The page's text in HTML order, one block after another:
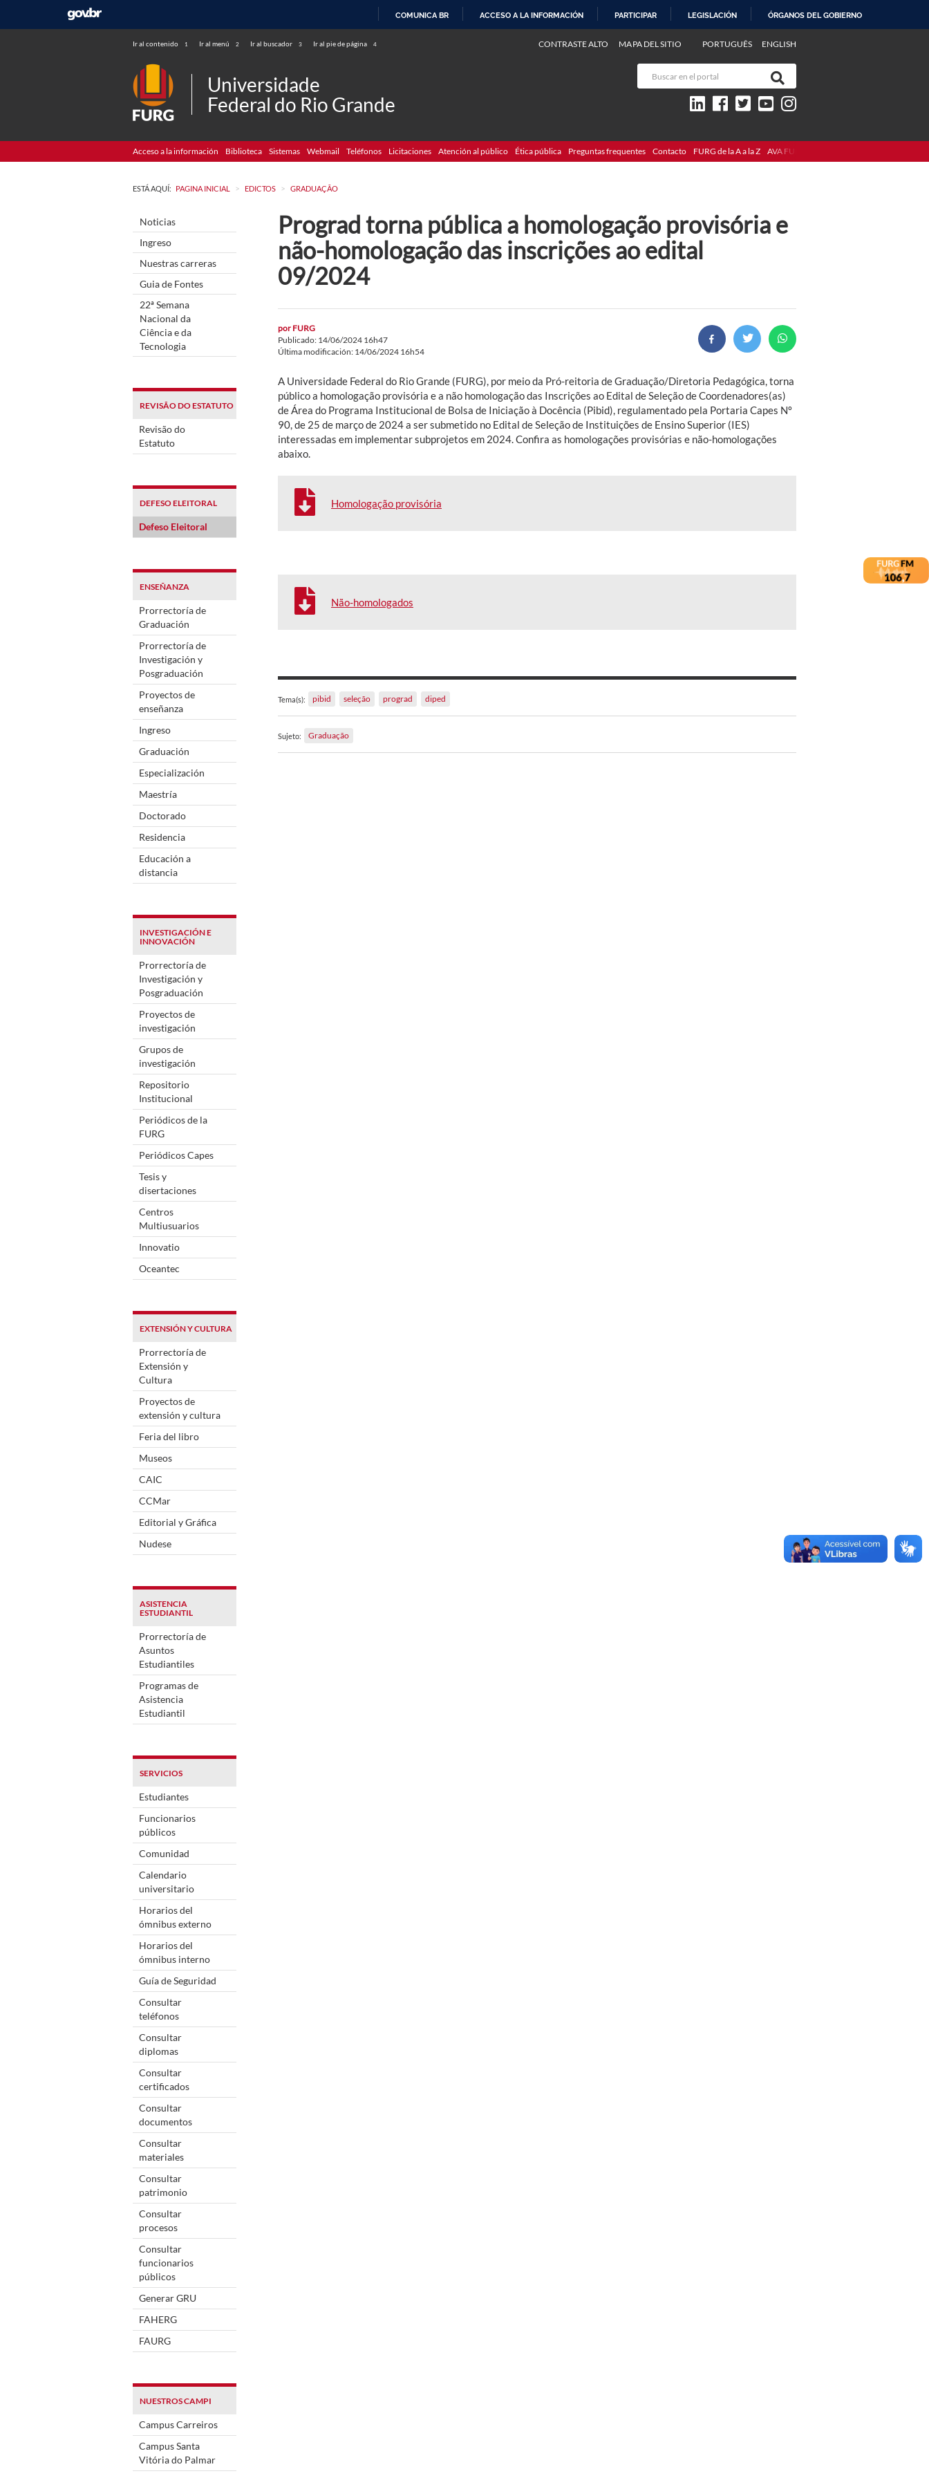
COMUNICA BR ACCESO A LA INFORMACIÓN PARTICIPAR LEGISLACIÓN ÓRGANOS DEL GOBIERNO
Ir al contenido 1 Ir al menú 2 Ir al buscador 3 Ir al pie de página 4 PORTUGUÊS ENGLISH
CONTRASTE ALTO MAPA DEL SITIO
Universidade
Federal do Rio Grande
Acceso a la información Biblioteca Sistemas Webmail Teléfonos Licitaciones Atención al público Ética pública Preguntas frequentes Contacto FURG de la A a la Z AVA FURG
ESTÁ AQUÍ: PAGINA INICIAL > EDICTOS > GRADUAÇÃO
Noticias
Ingreso
Nuestras carreras
Guia de Fontes
22ª Semana
Nacional da
Ciência e da
Tecnologia
REVISÃO DO ESTATUTO
Revisão do
Estatuto
DEFESO ELEITORAL
Defeso Eleitoral
ENSEÑANZA
Prorrectoría de
Graduación
Prorrectoría de
Investigación y
Posgraduación
Proyectos de
enseñanza
Ingreso
Graduación
Especialización
Maestría
Doctorado
Residencia
Educación a
distancia
INVESTIGACIÓN E
INNOVACIÓN
Prorrectoría de
Investigación y
Posgraduación
Proyectos de
investigación
Grupos de
investigación
Repositorio
Institucional
Periódicos de la
FURG
Periódicos Capes
Tesis y
disertaciones
Centros
Multiusuarios
Innovatio
Oceantec
EXTENSIÓN Y CULTURA
Prorrectoría de
Extensión y
Cultura
Proyectos de
extensión y cultura
Feria del libro
Museos
CAIC
CCMar
Editorial y Gráfica
Nudese
ASISTENCIA
ESTUDIANTIL
Prorrectoría de
Asuntos
Estudiantiles
Programas de
Asistencia
Estudiantil
SERVICIOS
Estudiantes
Funcionarios
públicos
Comunidad
Calendario
universitario
Horarios del
ómnibus externo
Horarios del
ómnibus interno
Guía de Seguridad
Consultar
teléfonos
Consultar
diplomas
Consultar
certificados
Consultar
documentos
Consultar
materiales
Consultar
patrimonio
Consultar
procesos
Consultar
funcionarios
públicos
Generar GRU
FAHERG
FAURG
NUESTROS CAMPI
Campus Carreiros
Campus Santa
Vitória do Palmar
Prograd torna pública a homologação provisória e
não-homologação das inscrições ao edital
09/2024
por FURG
Publicado: 14/06/2024 16h47
Última modificación: 14/06/2024 16h54
A Universidade Federal do Rio Grande (FURG), por meio da Pró-reitoria de Graduação/Diretoria Pedagógica, torna
público a homologação provisória e a não homologação das Inscrições ao Edital de Seleção de Coordenadores(as)
de Área do Programa Institucional de Bolsa de Iniciação à Docência (Pibid), regulamentado pela Portaria Capes Nº
90, de 25 de março de 2024 a ser submetido no Edital de Seleção de Instituições de Ensino Superior (IES)
interessadas em implementar subprojetos em 2024. Confira as homologações provisórias e não-homologações
abaixo.
Homologação provisória
Não-homologados
Tema(s): pibid seleção prograd diped
Sujeto: Graduação